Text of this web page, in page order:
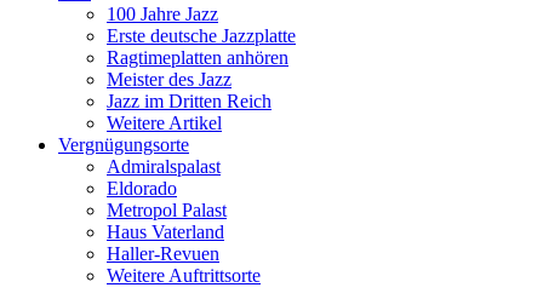
100 Jahre Jazz
Erste deutsche Jazzplatte
Ragtimeplatten anhören
Meister des Jazz
Jazz im Dritten Reich
Weitere Artikel
Vergnügungsorte
Admiralspalast
Eldorado
Metropol Palast
Haus Vaterland
Haller-Revuen
Weitere Auftrittsorte